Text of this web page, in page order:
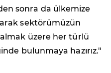
sonra da ülkemize
sektörümüzün
üzere her türlü
bulunmaya hazırız."